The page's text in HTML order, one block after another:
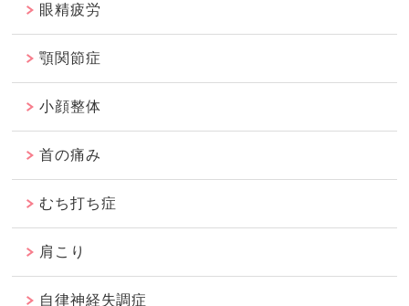
眼精疲労
顎関節症
小顔整体
首の痛み
むち打ち症
肩こり
自律神経失調症